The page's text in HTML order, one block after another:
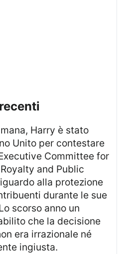
Unito per contestare
Committee for
and Public
alla protezione
durante le sue
scorso anno un
che la decisione
era irrazionale né
ingiusta.